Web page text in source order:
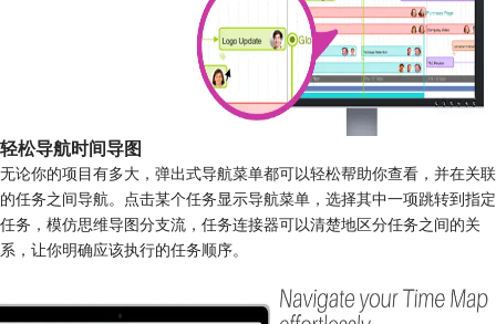
轻松导航时间导图
无论你的项目有多大，弹出式导航菜单都可以轻松帮助你查看，并在关联
的任务之间导航。点击某个任务显示导航菜单，选择其中一项跳转到指定
任务，模仿思维导图分支流，任务连接器可以清楚地区分任务之间的关
系，让你明确应该执行的任务顺序。